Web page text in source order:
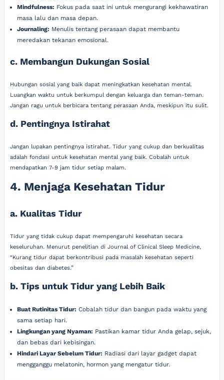
Mindfulness: Fokus pada saat ini untuk mengurangi kekhawatiran
masa lalu dan masa depan.
Journaling: Menulis tentang perasaan dapat membantu
meredakan tekanan emosional.
c. Membangun Dukungan Sosial
Hubungan sosial yang baik dapat meningkatkan kesehatan mental.
Luangkan waktu untuk berkumpul dengan keluarga dan teman-teman.
Jangan ragu untuk berbicara tentang perasaan Anda, meskipun itu sulit.
d. Pentingnya Istirahat
Jangan lupakan pentingnya istirahat. Tidur yang cukup dan berkualitas
adalah fondasi untuk kesehatan mental yang baik. Cobalah untuk
mendapatkan 7-9 jam tidur setiap malam.
4. Menjaga Kesehatan Tidur
a. Kualitas Tidur
Tidur yang tidak cukup dapat mempengaruhi kesehatan secara
keseluruhan. Menurut penelitian di Journal of Clinical Sleep Medicine,
“Kurang tidur dapat berkontribusi pada masalah kesehatan seperti
obesitas dan diabetes.”
b. Tips untuk Tidur yang Lebih Baik
Buat Rutinitas Tidur: Cobalah tidur dan bangun pada waktu yang
sama setiap hari.
Lingkungan yang Nyaman: Pastikan kamar tidur Anda gelap, sejuk,
dan bebas dari kebisingan.
Hindari Layar Sebelum Tidur: Radiasi dari layar gadget dapat
mengganggu melatonin, hormon yang mengatur tidur.